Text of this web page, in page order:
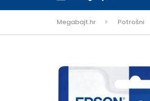
Megabajt.hr Potrošni